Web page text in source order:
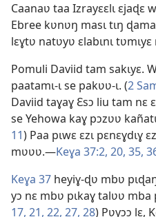
Caanaʋ taa Izrayɛɛlɩ ɛjaɖɛ
Ebree kʋnʋŋ masɩ tɩŋ
lɛɣtʋ natʋyʋ ɛlabɩnɩ tʋmɩyɛ
Pomuli Daviid tam sakɩyɛ.
paatamɩ-ɩ se pakʋʋ-ɩ. (2
Daviid taɣaɣ Ɛsɔ liu tam nɛ
se Yehowa kaɣ pɔzʋʋ
11) Paa pɩwɛ ɛzɩ pɛnɛɣdɩɣ
mʋʋʋ.—Keɣa 37:2, 20, 35,
Keɣa 37 heyiɣ-ɖʋ mbʋ
yɔ nɛ mbʋ pɩkaɣ talʋʋ mba
17, 21, 22, 27, 28) Pʋyɔɔ lɛ,